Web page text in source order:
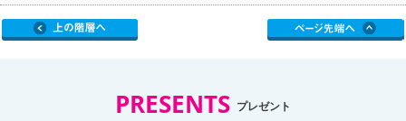
PRESENTS プレゼント